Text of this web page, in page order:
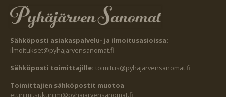
Sähköposti asiakaspalvelu- ja ilmoitusasioissa:
ilmoitukset@pyhajarvensanomat.fi
Sähköposti toimittajille: toimitus@pyhajarvensanomat.fi
Toimittajien sähköpostit muotoa
etunimi.sukunimi@pyhajarvensanomat.fi